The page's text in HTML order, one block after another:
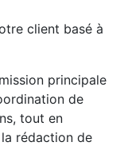
client basé à
principale
de
tout en
rédaction de